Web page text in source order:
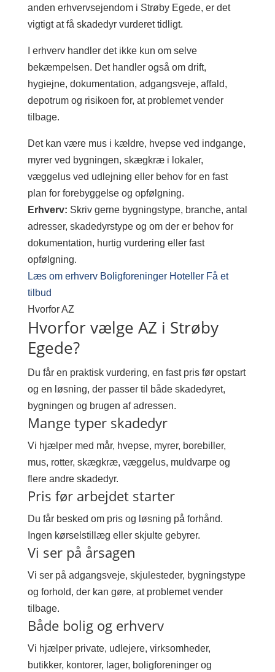
anden erhvervsejendom i Strøby Egede, er det
vigtigt at få skadedyr vurderet tidligt.
I erhverv handler det ikke kun om selve
bekæmpelsen. Det handler også om drift,
hygiejne, dokumentation, adgangsveje, affald,
depotrum og risikoen for, at problemet vender
tilbage.
Det kan være mus i kældre, hvepse ved indgange,
myrer ved bygningen, skægkræ i lokaler,
væggelus ved udlejning eller behov for en fast
plan for forebyggelse og opfølgning.
Erhverv: Skriv gerne bygningstype, branche, antal
adresser, skadedyrstype og om der er behov for
dokumentation, hurtig vurdering eller fast
opfølgning.
Læs om erhverv Boligforeninger Hoteller Få et
tilbud
Hvorfor AZ
Hvorfor vælge AZ i Strøby
Egede?
Du får en praktisk vurdering, en fast pris før opstart
og en løsning, der passer til både skadedyret,
bygningen og brugen af adressen.
Mange typer skadedyr
Vi hjælper med mår, hvepse, myrer, borebiller,
mus, rotter, skægkræ, væggelus, muldvarpe og
flere andre skadedyr.
Pris før arbejdet starter
Du får besked om pris og løsning på forhånd.
Ingen kørselstillæg eller skjulte gebyrer.
Vi ser på årsagen
Vi ser på adgangsveje, skjulesteder, bygningstype
og forhold, der kan gøre, at problemet vender
tilbage.
Både bolig og erhverv
Vi hjælper private, udlejere, virksomheder,
butikker, kontorer, lager, boligforeninger og